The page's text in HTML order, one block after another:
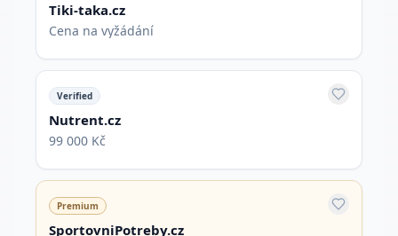
Tiki-taka.cz
Cena na vyžádání
Verified
Nutrent.cz
99 000 Kč
Premium
SportovniPotreby.cz